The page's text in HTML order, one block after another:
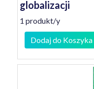
globalizacji
1 produkt/y
Dodaj do Koszyka